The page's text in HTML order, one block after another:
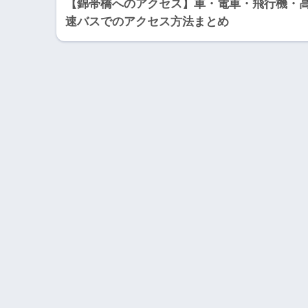
【錦帯橋へのアクセス】車・電車・飛行機・
速バスでのアクセス方法まとめ